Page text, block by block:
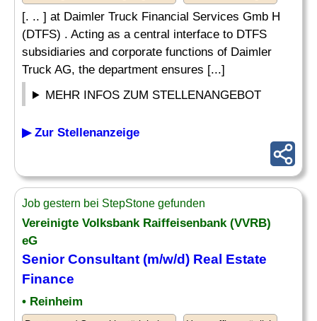
[. .. ] at Daimler Truck Financial Services Gmb H
(DTFS) . Acting as a central interface to DTFS
subsidiaries and corporate functions of Daimler
Truck AG, the department ensures [...]
MEHR INFOS ZUM STELLENANGEBOT
▶ Zur Stellenanzeige
Job gestern bei StepStone gefunden
Vereinigte Volksbank Raiffeisenbank (VVRB)
eG
SeniorConsultant (m/w/d) Real Estate
Finance
• Reinheim